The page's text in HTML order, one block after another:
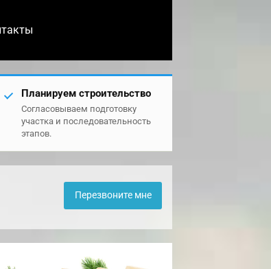
Планируем строительство
Согласовываем подготовку
участка и последовательность
этапов.
Перезвоните мне